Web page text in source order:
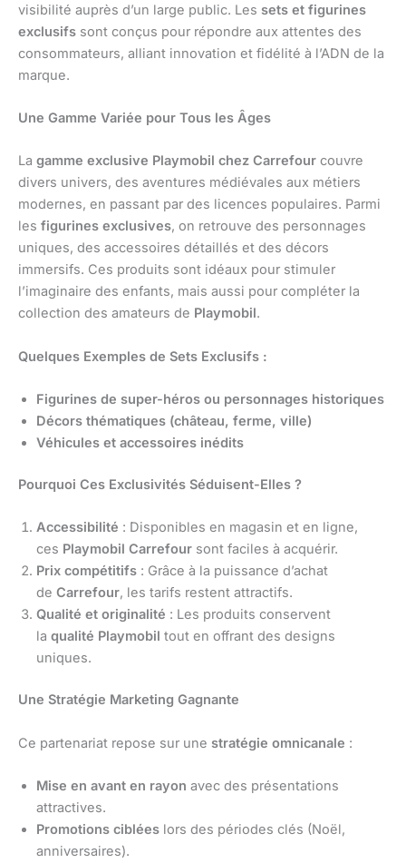
visibilité auprès d’un large public. Les sets et figurines
exclusifs sont conçus pour répondre aux attentes des
consommateurs, alliant innovation et fidélité à l’ADN de la
marque.
Une Gamme Variée pour Tous les Âges
La gamme exclusive Playmobil chez Carrefour couvre
divers univers, des aventures médiévales aux métiers
modernes, en passant par des licences populaires. Parmi
les figurines exclusives, on retrouve des personnages
uniques, des accessoires détaillés et des décors
immersifs. Ces produits sont idéaux pour stimuler
l’imaginaire des enfants, mais aussi pour compléter la
collection des amateurs de Playmobil.
Quelques Exemples de Sets Exclusifs :
Figurines de super-héros ou personnages historiques
Décors thématiques (château, ferme, ville)
Véhicules et accessoires inédits
Pourquoi Ces Exclusivités Séduisent-Elles ?
Accessibilité : Disponibles en magasin et en ligne,
ces Playmobil Carrefour sont faciles à acquérir.
Prix compétitifs : Grâce à la puissance d’achat
de Carrefour, les tarifs restent attractifs.
Qualité et originalité : Les produits conservent
la qualité Playmobil tout en offrant des designs
uniques.
Une Stratégie Marketing Gagnante
Ce partenariat repose sur une stratégie omnicanale :
Mise en avant en rayon avec des présentations
attractives.
Promotions ciblées lors des périodes clés (Noël,
anniversaires).